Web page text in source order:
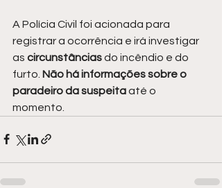
A Polícia Civil foi acionada para
registrar a ocorrência e irá investigar
as circunstâncias do incêndio e do
furto. Não há informações sobre o
paradeiro da suspeita até o
momento.